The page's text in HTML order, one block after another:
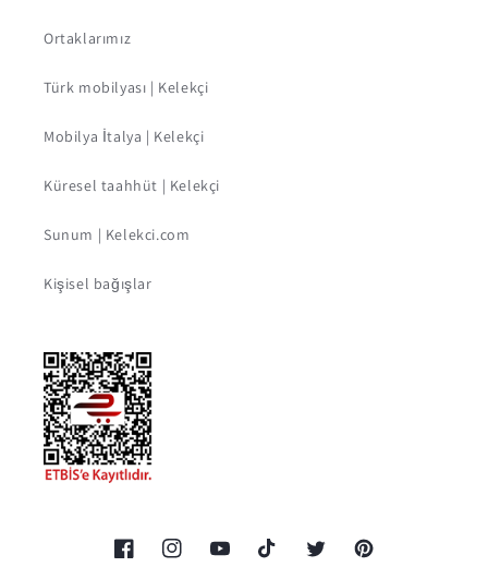
Ortaklarımız
Türk mobilyası | Kelekçi
Mobilya İtalya | Kelekçi
Küresel taahhüt | Kelekçi
Sunum | Kelekci.com
Kişisel bağışlar
FacebookInstagramYouTubeTikTok TwitterPinterest